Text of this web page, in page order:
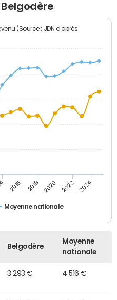
(Source : JDN d'après
Moyenne nationale
2016 2018 2020 2022 2024
Belgodère
Moyenne
nationale
3 293 € 4 516 €